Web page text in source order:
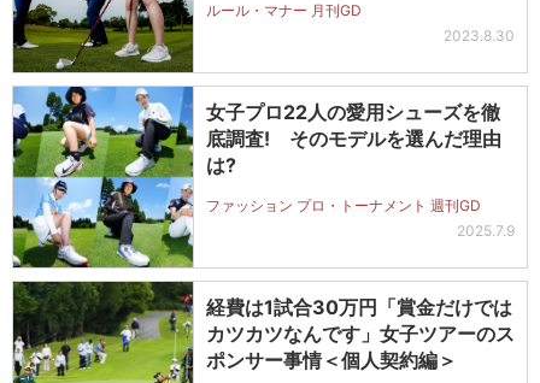
ルール・マナー 月刊GD
2023.8.30
女子プロ22人の愛用シューズを徹
底調査! そのモデルを選んだ理由
は?
ファッション プロ・トーナメント 週刊GD
2025.7.9
経費は1試合30万円「賞金だけでは
カツカツなんです」女子ツアーのス
ポンサー事情＜個人契約編＞